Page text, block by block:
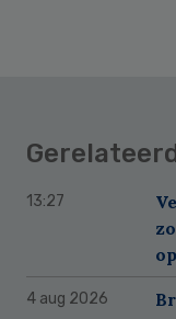
13:27
op
4 aug 2026